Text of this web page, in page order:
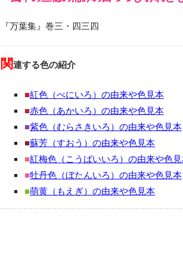
『万葉集』巻三・四三四
関連する色の紹介
■紅色（べにいろ）の由来や色見本
■赤色（あかいろ）の由来や色見本
■紫色（むらさきいろ）の由来や色見本
■蘇芳（すおう）の由来や色見本
■紅梅色（こうばいいろ）の由来や色
■牡丹色（ぼたんいろ）の由来や色見本
■萌黄（もえぎ）の由来や色見本